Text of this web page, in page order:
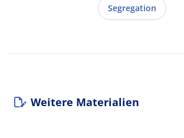
Segregation
Weitere Materialien